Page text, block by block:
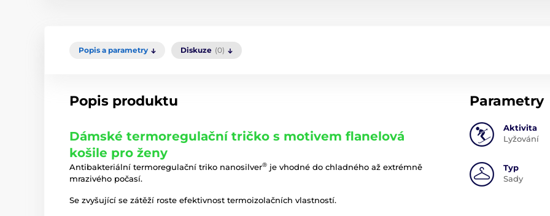
Popis a parametry Diskuze (0)
Popis produktu
Dámské termoregulační tričko s motivem flanelová
košile pro ženy
Antibakteriální termoregulační triko nanosilver® je vhodné do chladného až extrémně
mrazivého počasí.
Se zvyšující se zátěží roste efektivnost termoizolačních vlastností.
Parametry
Aktivita
Lyžování
Typ
Sady